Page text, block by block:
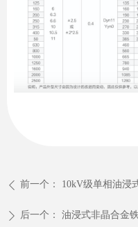
ꄴ 前一个： 10kV级单相油浸
ꄲ 后一个： 油浸式非晶合金